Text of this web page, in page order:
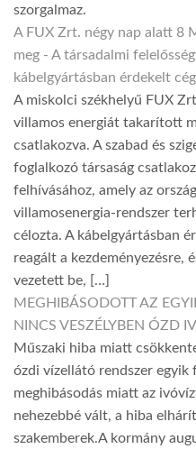
szorgalmaz.
A FUX Zrt. négy nap alatt 8
meg - A társadalmi
kábelgyártásban érdekelt
A miskolci székhelyű FUX
villamos energiát takarított
csatlakozva. A szabad és
foglalkozó társaság
felhívásához, amely az
villamosenergia-rendszer
célozta. A kábelgyártásban
reagált a kezdeményezésre,
vezetett be, […]
MEGHIBÁSODOTT AZ
NINCS VESZÉLYBEN ÓZD
Műszaki hiba miatt
ózdi vízellátó rendszer egyik
meghibásodás miatt az
nehezebbé vált, a hiba
szakemberek.A kormány